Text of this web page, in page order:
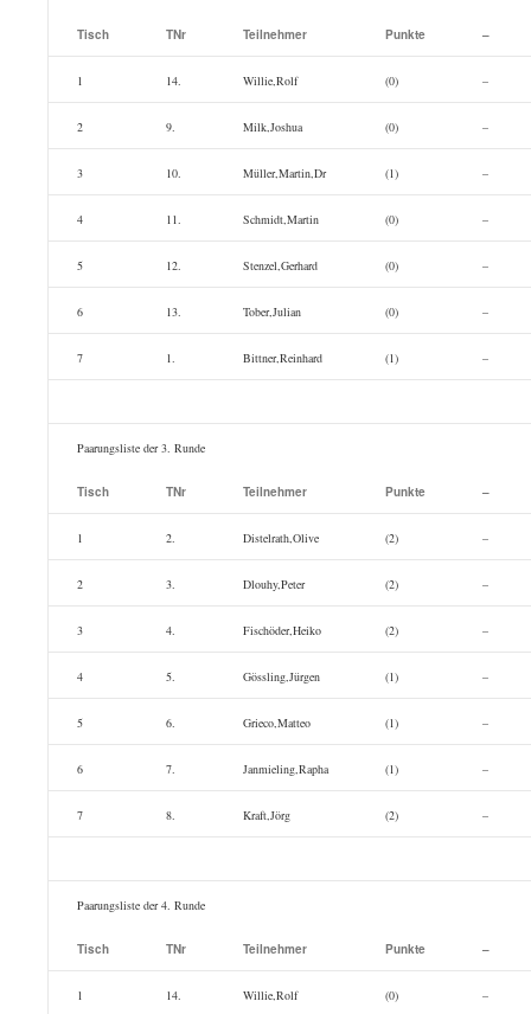
Tisch TNr Teilnehmer Punkte –
1 14. Willie,Rolf (0) –
2 9. Milk,Joshua (0) –
3 10. Müller,Martin,Dr (1) –
4 11. Schmidt,Martin (0) –
5 12. Stenzel,Gerhard (0) –
6 13. Tober,Julian (0) –
7 1. Bittner,Reinhard (1) –
Paarungsliste der 3. Runde
Tisch TNr Teilnehmer Punkte –
1 2. Distelrath,Olive (2) –
2 3. Dlouhy,Peter (2) –
3 4. Fischöder,Heiko (2) –
4 5. Gössling,Jürgen (1) –
5 6. Grieco,Matteo (1) –
6 7. Janmieling,Rapha (1) –
7 8. Kraft,Jörg (2) –
Paarungsliste der 4. Runde
Tisch TNr Teilnehmer Punkte –
1 14. Willie,Rolf (0) –